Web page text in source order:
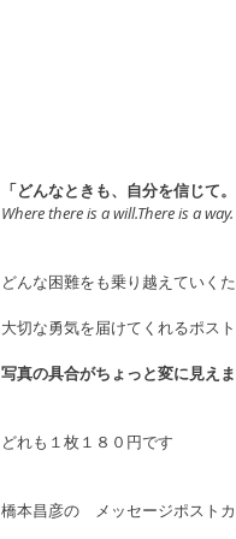
「どんなときも、自分を信じて。
Where there is a will.There is a way.
どんな困難をも乗り越えていくた
大切な勇気を届けてくれるポスト
写真の具合がちょっと変に見え
どれも１枚１８０円です
橋本昌彦の　メッセージポスト